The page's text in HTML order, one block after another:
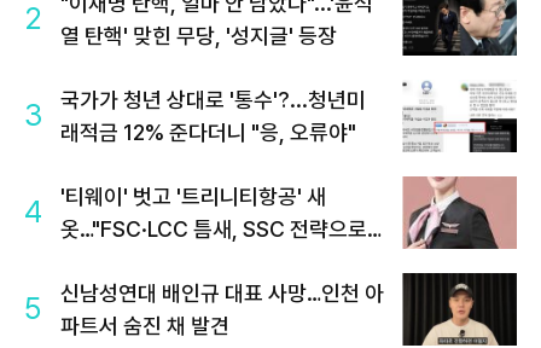
2
열 탄핵' 맞힌 무당, '성지글' 등장
3
국가가 청년 상대로 '통수'?...청년미
래적금 12% 준다더니 "응, 오류야"
4
'티웨이' 벗고 '트리니티항공' 새
옷…"FSC·LCC 틈새, SSC 전략으로
5
신남성연대 배인규 대표 사망…인천 아
파트서 숨진 채 발견